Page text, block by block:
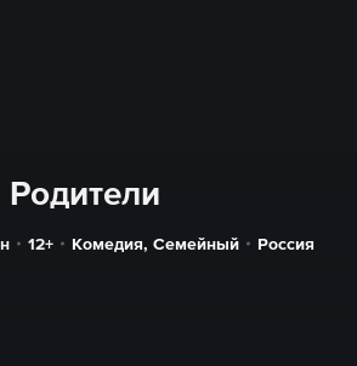
Родители
12+ Комедия,Семейный Россия